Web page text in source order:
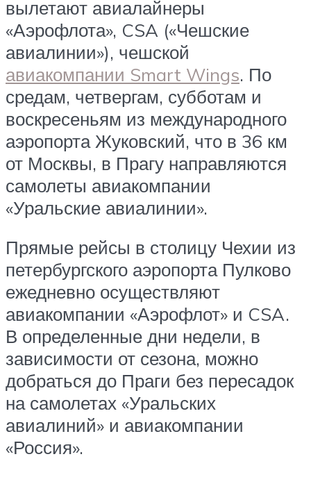
вылетают авиалайнеры
«Аэрофлота», CSA («Чешские
авиалинии»), чешской
авиакомпании Smart Wings. По
средам, четвергам, субботам и
воскресеньям из международного
аэропорта Жуковский, что в 36 км
от Москвы, в Прагу направляются
самолеты авиакомпании
«Уральские авиалинии».
Прямые рейсы в столицу Чехии из
петербургского аэропорта Пулково
ежедневно осуществляют
авиакомпании «Аэрофлот» и CSA.
В определенные дни недели, в
зависимости от сезона, можно
добраться до Праги без пересадок
на самолетах «Уральских
авиалиний» и авиакомпании
«Россия».